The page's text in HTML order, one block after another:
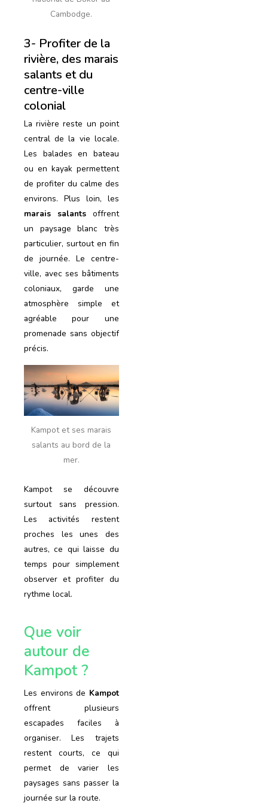
Cambodge.
3- Profiter de la
rivière, des marais
salants et du
centre-ville
colonial
La rivière reste un point
central de la vie locale.
Les balades en bateau
ou en kayak permettent
de profiter du calme des
environs. Plus loin, les
marais salantsoffrent
un paysage blanc très
particulier, surtout en fin
de journée. Le centre-
ville, avec ses bâtiments
coloniaux, garde une
atmosphère simple et
agréable pour une
promenade sans objectif
précis.
Kampot et ses marais
salants au bord de la
mer.
Kampot se découvre
surtout sans pression.
Les activités restent
proches les unes des
autres, ce qui laisse du
temps pour simplement
observer et profiter du
rythme local.
Que voir
autour de
Kampot ?
Les environs de Kampot
offrent plusieurs
escapades faciles à
organiser. Les trajets
restent courts, ce qui
permet de varier les
paysages sans passer la
journée sur la route.